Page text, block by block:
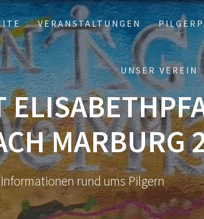
VERANSTALTUNGEN
UNSER VEREIN
MARBURG
rund ums Pilgern